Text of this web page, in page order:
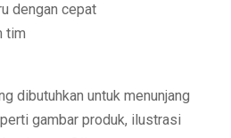
dengan cepat
tim
dibutuhkan untuk menunjang
gambar produk, ilustrasi